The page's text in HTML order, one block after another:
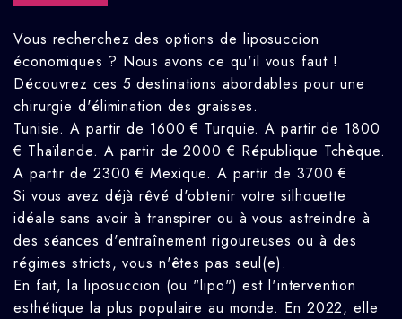
Vous recherchez des options de liposuccion
économiques ? Nous avons ce qu'il vous faut !
Découvrez ces 5 destinations abordables pour une
chirurgie d'élimination des graisses.
Tunisie. A partir de 1600 € Turquie. A partir de 1800
€ Thaïlande. A partir de 2000 € République Tchèque.
A partir de 2300 € Mexique. A partir de 3700 €
Si vous avez déjà rêvé d'obtenir votre silhouette
idéale sans avoir à transpirer ou à vous astreindre à
des séances d'entraînement rigoureuses ou à des
régimes stricts, vous n'êtes pas seul(e).
En fait, la liposuccion (ou "lipo") est l'intervention
esthétique la plus populaire au monde. En 2022, elle